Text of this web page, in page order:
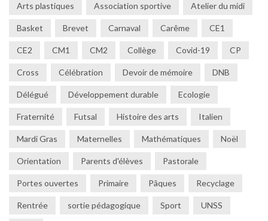
Arts plastiques Association sportive Atelier du midi
Basket Brevet Carnaval Carême CE1
CE2 CM1 CM2 Collège Covid-19 CP
Cross Célébration Devoir de mémoire DNB
Délégué Développement durable Ecologie
Fraternité Futsal Histoire des arts Italien
Mardi Gras Maternelles Mathématiques Noël
Orientation Parents d'élèves Pastorale
Portes ouvertes Primaire Pâques Recyclage
Rentrée sortie pédagogique Sport UNSS